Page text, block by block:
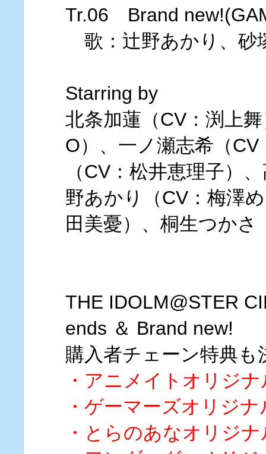
Tr.06 Brand
歌：辻野あかり、砂
Starring by
北条加蓮（CV：渕上
O）、一ノ瀬志希（
（CV：松井恵理子）
野あかり（CV：梅澤
田美憂）、桐生つかさ
THE IDOLM@STER
ends ＆ Brand new!
購入者チェーン特典も
・アニメイトオリジ
・ゲーマーズオリジ
・とらのあなオリジ